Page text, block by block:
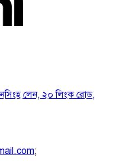
লেন, ২০ লিংক রোড,
;